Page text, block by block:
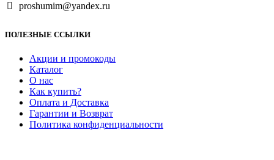
proshumim@yandex.ru
ПОЛЕЗНЫЕ ССЫЛКИ
Акции и промокоды
Каталог
О нас
Как купить?
Оплата и Доставка
Гарантии и Возврат
Политика конфиденциальности